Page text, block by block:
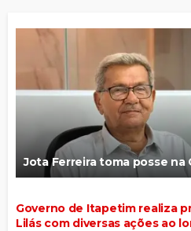
Jota Ferreira toma posse na
Governo de Itapetim realiza
Lilás com diversas ações ao